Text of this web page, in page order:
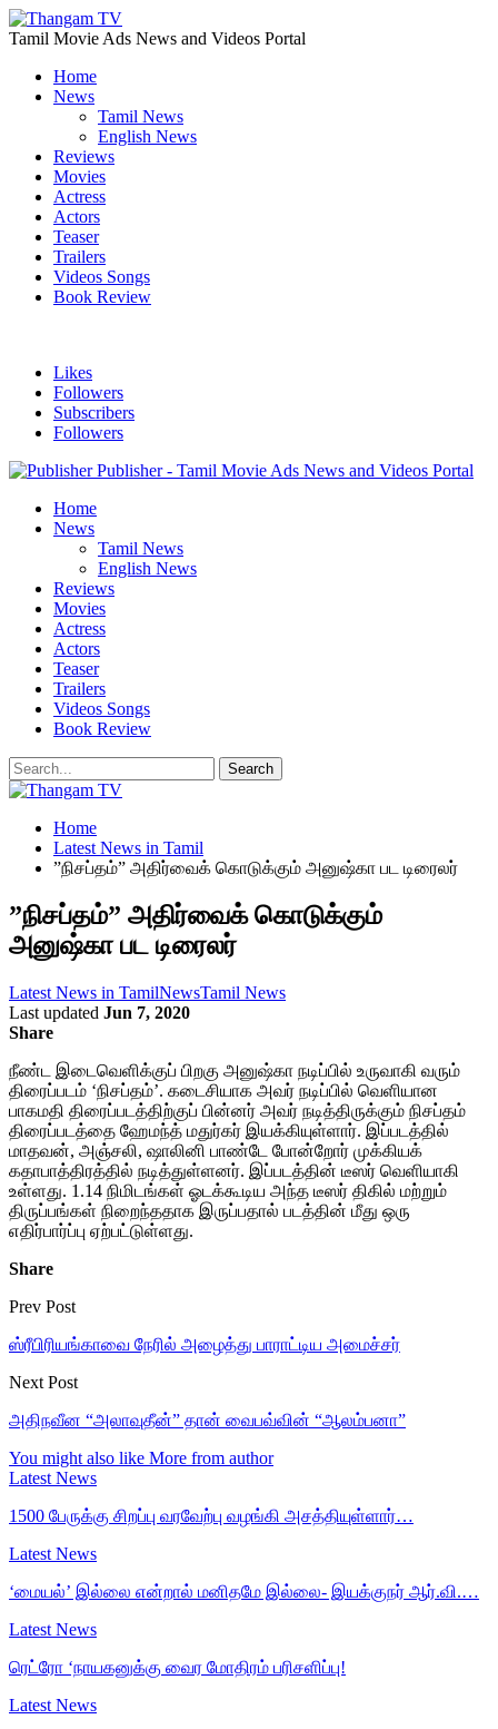
Tamil Movie Ads News and Videos Portal
Home
News
Tamil News
English News
Reviews
Movies
Actress
Actors
Teaser
Trailers
Videos Songs
Book Review
Likes
Followers
Subscribers
Followers
Publisher - Tamil Movie Ads News and Videos Portal
Home
News
Tamil News
English News
Reviews
Movies
Actress
Actors
Teaser
Trailers
Videos Songs
Book Review
Home
Latest News in Tamil
”நிசப்தம்” அதிர்வைக் கொடுக்கும் அனுஷ்கா பட டிரைலர்
”நிசப்தம்” அதிர்வைக் கொடுக்கும்
அனுஷ்கா பட டிரைலர்
Latest News in TamilNewsTamil News
Last updated Jun 7, 2020
Share
நீண்ட இடைவெளிக்குப் பிறகு அனுஷ்கா நடிப்பில் உருவாகி வரும்
திரைப்படம் ‘நிசப்தம்’. கடைசியாக அவர் நடிப்பில் வெளியான
பாகமதி திரைப்படத்திற்குப் பின்னர் அவர் நடித்திருக்கும் நிசப்தம்
திரைப்படத்தை ஹேமந்த் மதுர்கர் இயக்கியுள்ளார். இப்படத்தில்
மாதவன், அஞ்சலி, ஷாலினி பாண்டே போன்றோர் முக்கியக்
கதாபாத்திரத்தில் நடித்துள்ளனர். இப்படத்தின் டீஸர் வெளியாகி
உள்ளது. 1.14 நிமிடங்கள் ஓடக்கூடிய அந்த டீஸர் திகில் மற்றும்
திருப்பங்கள் நிறைந்ததாக இருப்பதால் படத்தின் மீது ஒரு
எதிர்பார்ப்பு ஏற்பட்டுள்ளது.
Share
Prev Post
ஸ்ரீபிரியங்காவை நேரில் அழைத்து பாராட்டிய அமைச்சர்
Next Post
அதிநவீன “அலாவுதீன்” தான் வைபவ்வின் “ஆலம்பனா”
You might also like More from author
Latest News
1500 பேருக்கு சிறப்பு வரவேற்பு வழங்கி அசத்தியுள்ளார்…
Latest News
‘மையல்’ இல்லை என்றால் மனிதமே இல்லை- இயக்குநர் ஆர்.வி.…
Latest News
ரெட்ரோ ‘நாயகனுக்கு வைர மோதிரம் பரிசளிப்பு!
Latest News